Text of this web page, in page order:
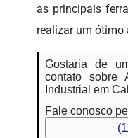
as principais
realizar um ótimo
Gostaria de
contato sobre
Industrial em
Fale conosco